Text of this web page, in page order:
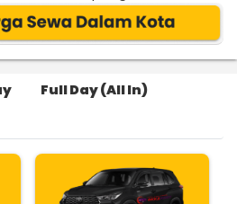
Full Day (All In)